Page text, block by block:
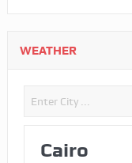
WEATHER
Cairo